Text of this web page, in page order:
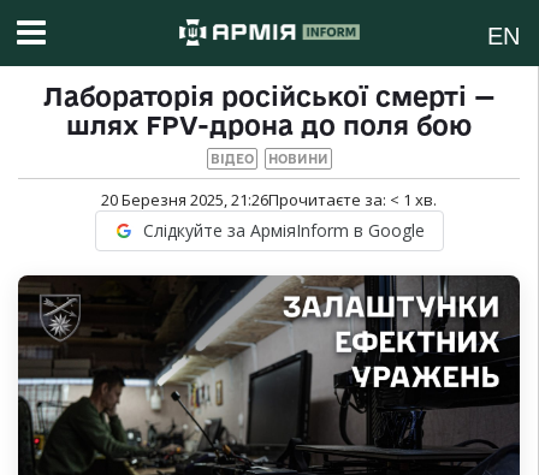
EN
Лабораторія російської смерті —
шлях FPV-дрона до поля бою
ВІДЕО НОВИНИ
20 Березня 2025, 21:26Прочитаєте за: < 1 хв.
Слідкуйте за АрміяInform в Google